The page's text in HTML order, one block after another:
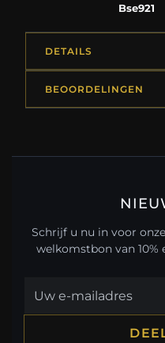
Bse921
DETAILS
BEOORDELINGEN
Schrijf u nu in voor
welkomstbon van 10%